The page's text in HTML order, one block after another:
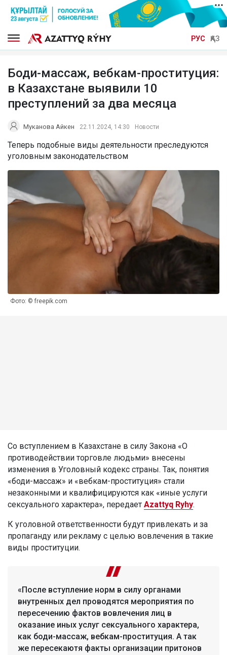
РУС ҚАЗ
Боди-массаж, вебкам-проституция:
в Казахстане выявили 10
преступлений за два месяца
Муканова Айкен 22.11.2024, 14:30 Новости
Теперь подобные виды деятельности преследуются
уголовным законодательством
Фото: © freepik.com
Со вступлением в Казахстане в силу Закона «О
противодействии торговле людьми» внесены
изменения в Уголовный кодекс страны. Так, понятия
«боди-массаж» и «вебкам-проституция» стали
незаконными и квалифицируются как «иные услуги
сексуального характера», передает Azattyq Ryhy.
К уголовной ответственности будут привлекать и за
пропаганду или рекламу с целью вовлечения в такие
виды проституции.
«После вступление норм в силу органами
внутренных дел проводятся мероприятия по
пересечению фактов вовлечения лиц в
оказание иных услуг сексуального характера,
как боди-массаж, вебкам-проституция. А так
же пересекаютя факты организации притонов